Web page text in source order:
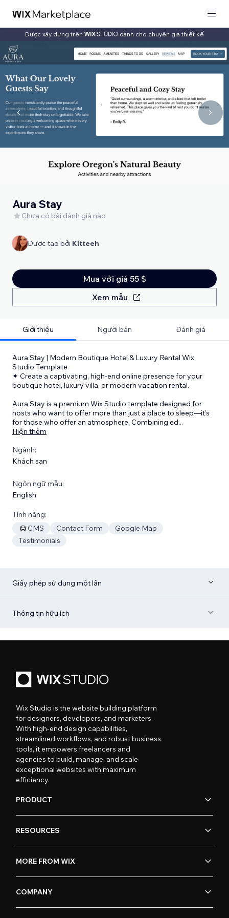
Được xây dựng trên dành cho chuyên gia thiết kế
Aura Stay
Chưa có bài đánh giá nào
Được tạo bởi Kitteeh
Mua với giá 55 $
Xem mẫu
Giới thiệu Người bán Đánh giá
Aura Stay | Modern Boutique Hotel & Luxury Rental Wix
Studio Template
✦ Create a captivating, high-end online presence for your
boutique hotel, luxury villa, or modern vacation rental.
Aura Stay is a premium Wix Studio template designed for
hosts who want to offer more than just a place to sleep—it’s
for those who offer an atmosphere. Combining ed...
Hiện thêm
Ngành:
Khách sạn
Ngôn ngữ mẫu:
English
Tính năng:
CMS
Contact Form
Google Map
Testimonials
Giấy phép sử dụng một lần
Thông tin hữu ích
Wix Studio is the website building platform
for designers, developers, and marketers.
With high-end design capabilities,
streamlined workflows, and robust business
tools, it empowers freelancers and
agencies to build, manage, and scale
exceptional websites with maximum
efficiency.
PRODUCT
RESOURCES
MORE FROM WIX
COMPANY